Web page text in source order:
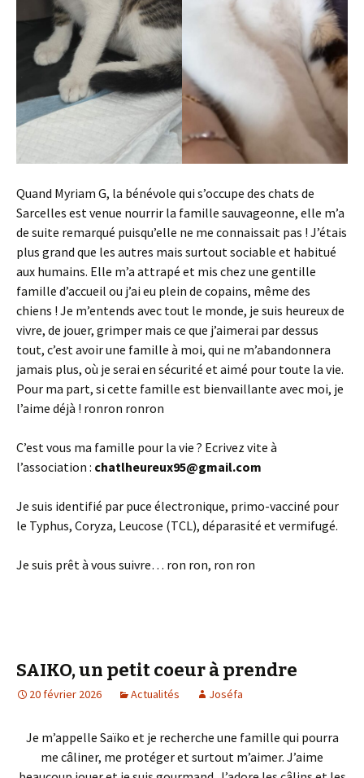
Quand Myriam G, la bénévole qui s’occupe des chats de
Sarcelles est venue nourrir la famille sauvageonne, elle m’a
de suite remarqué puisqu’elle ne me connaissait pas ! J’étais
plus grand que les autres mais surtout sociable et habitué
aux humains. Elle m’a attrapé et mis chez une gentille
famille d’accueil ou j’ai eu plein de copains, même des
chiens ! Je m’entends avec tout le monde, je suis heureux de
vivre, de jouer, grimper mais ce que j’aimerai par dessus
tout, c’est avoir une famille à moi, qui ne m’abandonnera
jamais plus, où je serai en sécurité et aimé pour toute la vie.
Pour ma part, si cette famille est bienvaillante avec moi, je
l’aime déjà ! ronron ronron
C’est vous ma famille pour la vie ? Ecrivez vite à
l’association : chatlheureux95@gmail.com
Je suis identifié par puce électronique, primo-vacciné pour
le Typhus, Coryza, Leucose (TCL), déparasité et vermifugé.
Je suis prêt à vous suivre… ron ron, ron ron
SAIKO, un petit coeur à prendre
20 février 2026 Actualités Joséfa
Je m’appelle Saïko et je recherche une famille qui pourra
me câliner, me protéger et surtout m’aimer. J’aime